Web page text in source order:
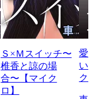
Ｓ×Ｍスイッチ〜
椎香と諒の場
合〜【マイク
ロ】
愛
い
ク